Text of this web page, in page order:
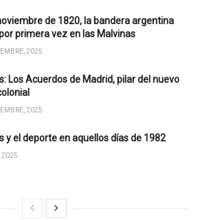
de 1820, la bandera argentina
primera vez en las Malvinas
2025
Los Acuerdos de Madrid, pilar del nuevo
2025
y el deporte en aquellos días de 1982
2025